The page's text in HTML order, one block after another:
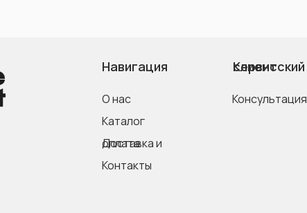
Навигация
О нас
Контакты
Каталог
Доставка и оплата
Консультация
Клиентский сервис